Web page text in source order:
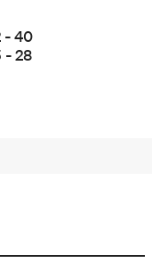
- 40
- 28